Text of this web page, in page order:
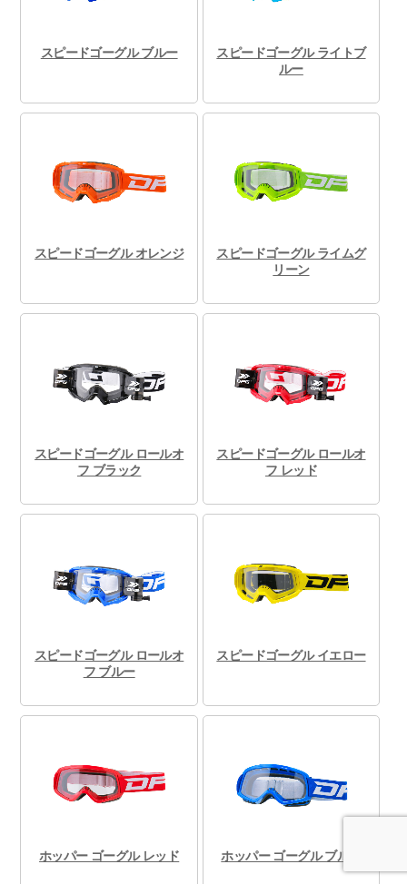
スピードゴーグル ブルー
スピードゴーグル ライトブ
ルー
スピードゴーグル オレンジ
スピードゴーグル ライムグ
リーン
スピードゴーグル ロールオ
フ ブラック
スピードゴーグル ロールオ
フ レッド
スピードゴーグル ロールオ
フ ブルー
スピードゴーグル イエロー
ホッパー ゴーグル レッド ホッパー ゴーグル ブルー